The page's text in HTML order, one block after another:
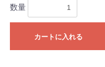
数量
カートに入れる